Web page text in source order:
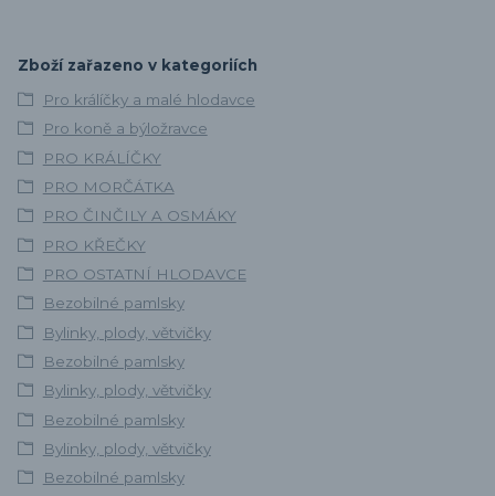
Zboží zařazeno v kategoriích
Pro králíčky a malé hlodavce
Pro koně a býložravce
PRO KRÁLÍČKY
PRO MORČÁTKA
PRO ČINČILY A OSMÁKY
PRO KŘEČKY
PRO OSTATNÍ HLODAVCE
Bezobilné pamlsky
Bylinky, plody, větvičky
Bezobilné pamlsky
Bylinky, plody, větvičky
Bezobilné pamlsky
Bylinky, plody, větvičky
Bezobilné pamlsky